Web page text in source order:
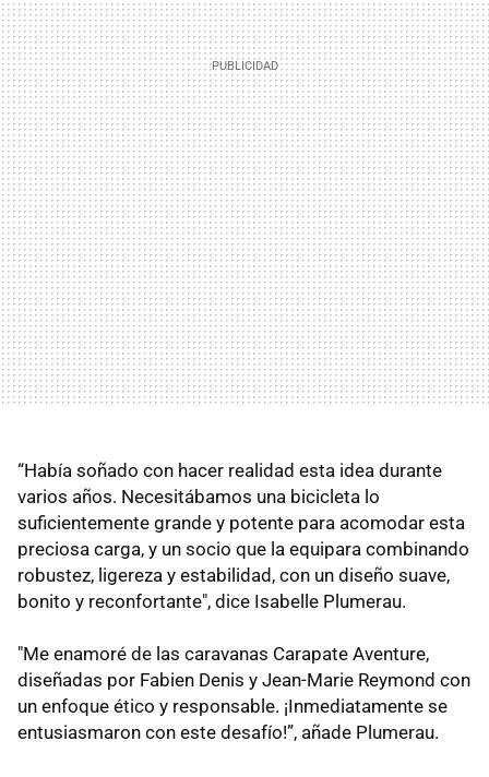
“Había soñado con hacer realidad esta idea durante
varios años. Necesitábamos una bicicleta lo
suficientemente grande y potente para acomodar esta
preciosa carga, y un socio que la equipara combinando
robustez, ligereza y estabilidad, con un diseño suave,
bonito y reconfortante", dice Isabelle Plumerau.
"Me enamoré de las caravanas Carapate Aventure,
diseñadas por Fabien Denis y Jean-Marie Reymond con
un enfoque ético y responsable. ¡Inmediatamente se
entusiasmaron con este desafío!”, añade Plumerau.